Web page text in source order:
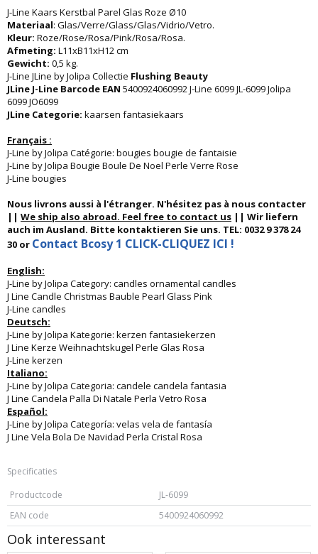
J-Line Kaars Kerstbal Parel Glas Roze Ø10
Materiaal: Glas/Verre/Glass/Glas/Vidrio/Vetro.
Kleur: Roze/Rose/Rosa/Pink/Rosa/Rosa.
Afmeting: L11xB11xH12 cm
Gewicht: 0,5 kg.
J-Line JLine by Jolipa Collectie Flushing Beauty
JLine J-Line Barcode EAN 5400924060992 J-Line 6099 JL-6099 Jolipa
6099 JO6099
JLine Categorie: kaarsen fantasiekaars
Français :
J-Line by Jolipa Catégorie: bougies bougie de fantaisie
J-Line by Jolipa Bougie Boule De Noel Perle Verre Rose
J-Line bougies
Nous livrons aussi à l'étranger. N'hésitez pas à nous contacter
|| We ship also abroad. Feel free to contact us || Wir liefern
auch im Ausland. Bitte kontaktieren Sie uns. TEL: 0032 9 378 24
30 or Contact Bcosy 1 CLICK-CLIQUEZ ICI !
English:
J-Line by Jolipa Category: candles ornamental candles
J Line Candle Christmas Bauble Pearl Glass Pink
J-Line candles
Deutsch:
J-Line by Jolipa Kategorie: kerzen fantasiekerzen
J Line Kerze Weihnachtskugel Perle Glas Rosa
J-Line kerzen
Italiano:
J-Line by Jolipa Categoria: candele candela fantasia
J Line Candela Palla Di Natale Perla Vetro Rosa
Español:
J-Line by Jolipa Categoría: velas vela de fantasía
J Line Vela Bola De Navidad Perla Cristal Rosa
Specificaties
Productcode
JL-6099
EAN code
5400924060992
Ook interessant